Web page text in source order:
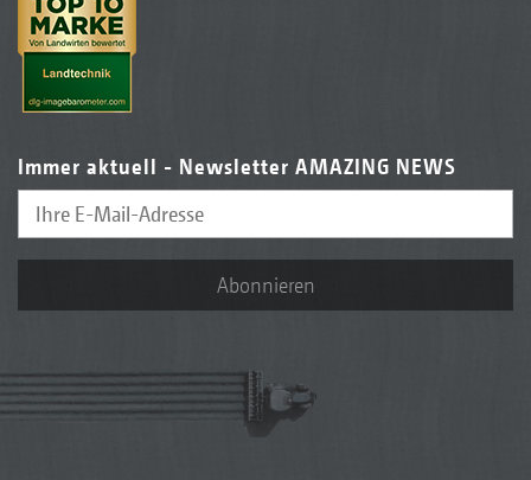
Immer aktuell - Newsletter AMAZING NEWS
Abonnieren